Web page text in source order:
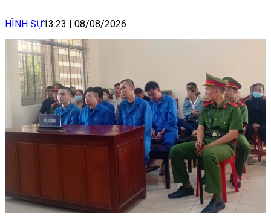
HÌNH SỰ13:23 08/08/2026